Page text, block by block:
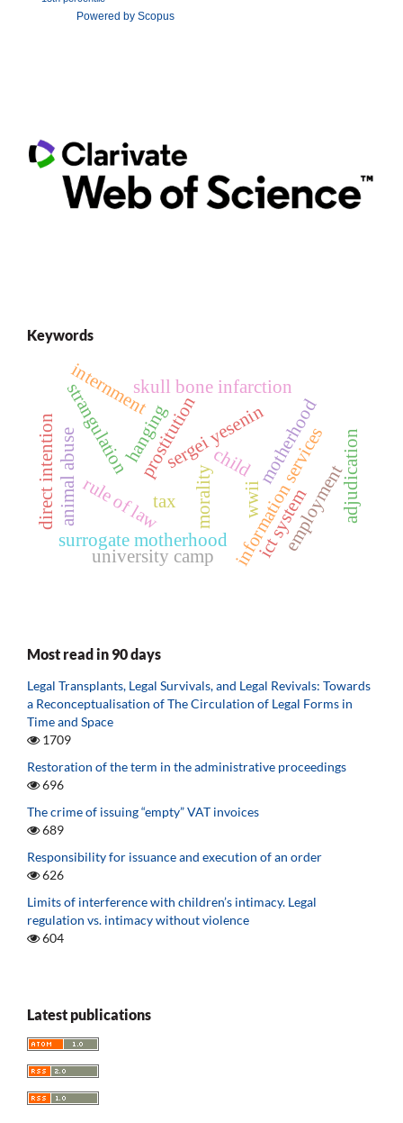
Powered by Scopus
Keywords
prostitution
tax morality
sergei yesenin
hanging
strangulationskull bone infarction
childmotherhood
surrogate motherhood information services
ict systememploymentadjudication
animal abuse
direct intention rule of law
university camp
wwii
internment
Most read in 90 days
Legal Transplants, Legal Survivals, and Legal Revivals: Towards
a Reconceptualisation of The Circulation of Legal Forms in
Time and Space
1709
Restoration of the term in the administrative proceedings
696
The crime of issuing “empty” VAT invoices
689
Responsibility for issuance and execution of an order
626
Limits of interference with children’s intimacy. Legal
regulation vs. intimacy without violence
604
Latest publications